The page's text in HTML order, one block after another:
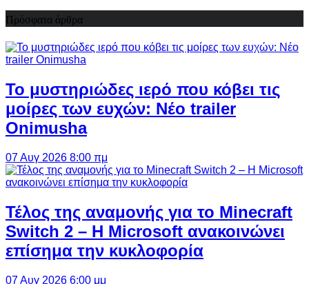
Πρόσφατα άρθρα
Το μυστηριώδες ιερό που κόβει τις
μοίρες των ευχών: Νέο trailer
Onimusha
07 Αυγ 2026 8:00 πμ
Τέλος της αναμονής για το Minecraft
Switch 2 – Η Microsoft ανακοινώνει
επίσημα την κυκλοφορία
07 Αυγ 2026 6:00 μμ